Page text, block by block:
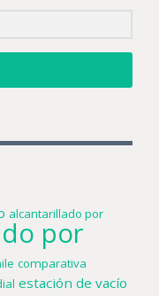
alcantarillado por
por
comparativa
estación de vacío